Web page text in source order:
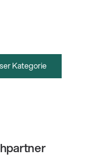
Kategorie